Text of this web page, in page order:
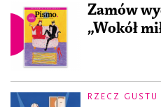
Zamów
„Wokół
RZECZ GUSTU